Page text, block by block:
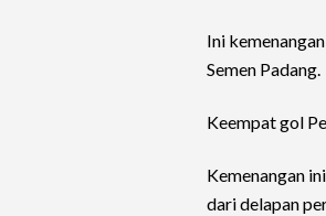
Ini
Semen Padang.
Keempat gol
Kemenangan
dari delapan